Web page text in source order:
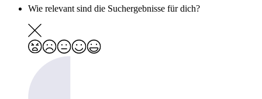
Wie relevant sind die Suchergebnisse für dich?